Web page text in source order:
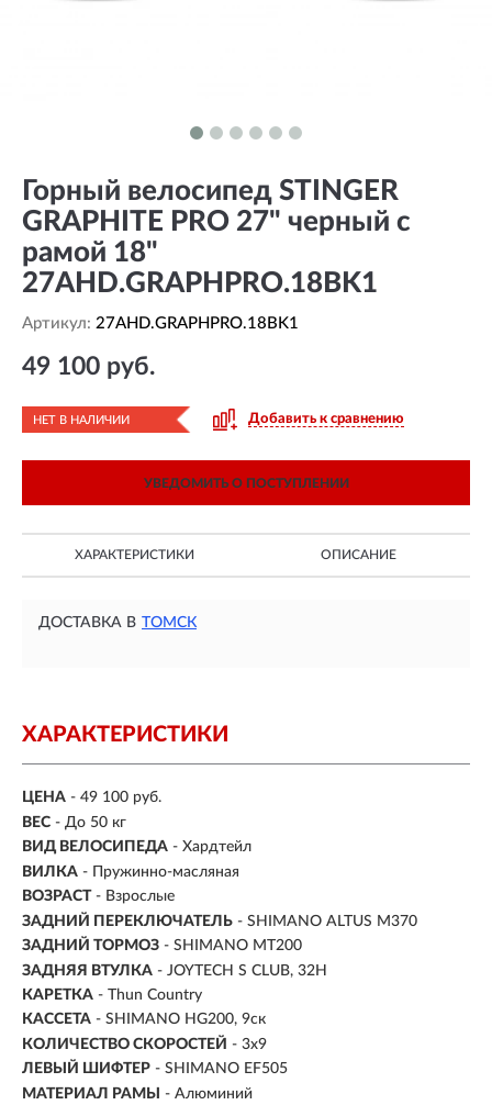
Горный велосипед STINGER
GRAPHITE PRO 27" черный с
рамой 18"
27AHD.GRAPHPRO.18BK1
Артикул: 27AHD.GRAPHPRO.18BK1
49 100 руб.
НЕТ В НАЛИЧИИ Добавить к сравнению
УВЕДОМИТЬ О ПОСТУПЛЕНИИ
ХАРАКТЕРИСТИКИ ОПИСАНИЕ
ДОСТАВКА В ТОМСК
ХАРАКТЕРИСТИКИ
ЦЕНА - 49 100 руб.
ВЕС - До 50 кг
ВИД ВЕЛОСИПЕДА - Хардтейл
ВИЛКА - Пружинно-масляная
ВОЗРАСТ - Взрослые
ЗАДНИЙ ПЕРЕКЛЮЧАТЕЛЬ - SHIMANO ALTUS M370
ЗАДНИЙ ТОРМОЗ - SHIMANO MT200
ЗАДНЯЯ ВТУЛКА - JOYTECH S CLUB, 32H
КАРЕТКА - Thun Country
КАССЕТА - SHIMANO HG200, 9ск
КОЛИЧЕСТВО СКОРОСТЕЙ - 3x9
ЛЕВЫЙ ШИФТЕР - SHIMANO EF505
МАТЕРИАЛ РАМЫ
- Алюминий